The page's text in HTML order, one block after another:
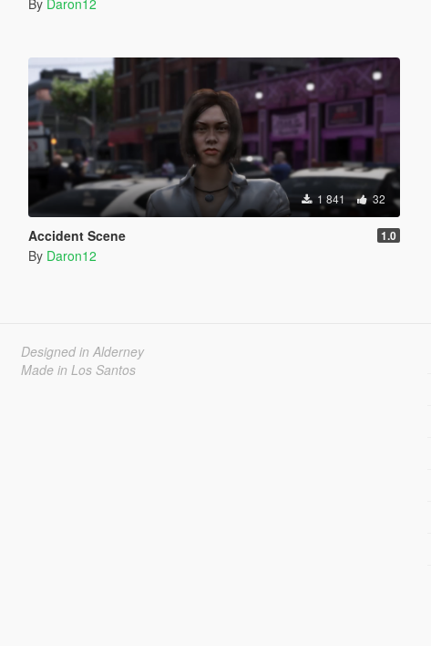
1 841 32
Accident Scene 1.0
By Daron12
Designed in Alderney
Made in Los Santos